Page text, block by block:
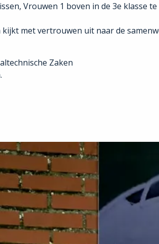
Vrouwen 1 boven in de 3e klasse
kijkt met vertrouwen uit naar de
Zaken